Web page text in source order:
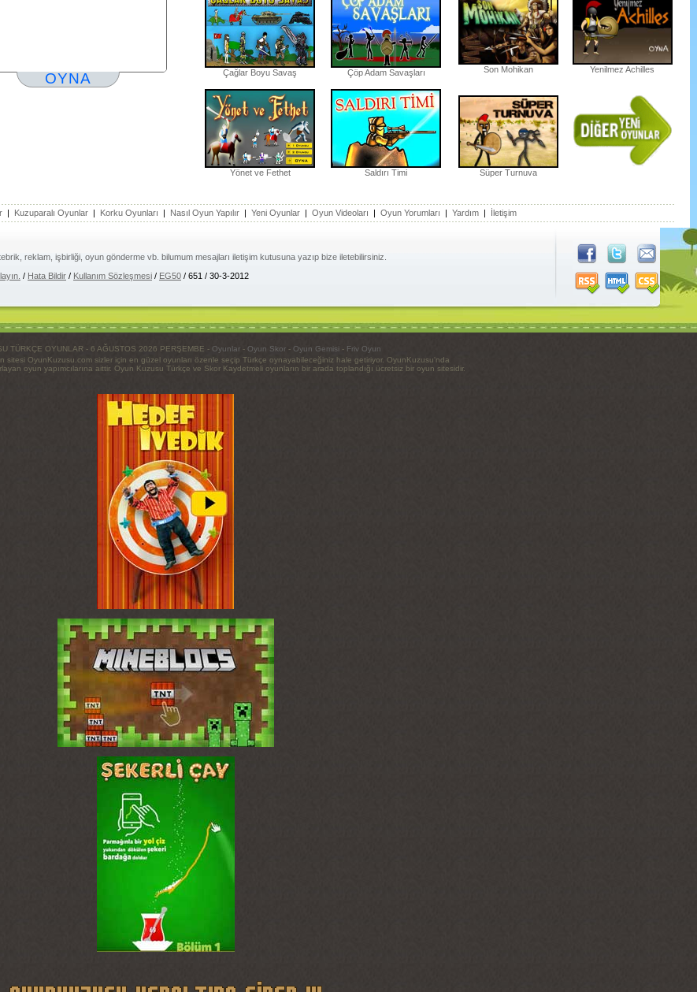
OYNA Çağlar Boyu Savaş Çöp Adam Savaşları
Yönet ve Fethet Saldırı Timi
Son Mohikan Yenilmez Achilles
Süper Turnuva
| Kuzuparalı Oyunlar | Korku Oyunları | Nasıl Oyun Yapılır | Yeni Oyunlar | Oyun Videoları | Oyun Yorumları | Yardım | İletişim
reklam, işbirliği, oyun gönderme vb. bilumum mesajları iletişim kutusuna yazıp bize iletebilirsiniz.
/ Hata Bildir / Kullanım Sözleşmesi / EG50 / 651 / 30-3-2012
TÜRKÇE OYUNLAR - 6 AĞUSTOS 2026 PERŞEMBE - Oyunlar- Oyun Skor- Oyun Gemisi- Friv Oyun
sitesi OyunKuzusu.com sizler için en güzel oyunları özenle seçip Türkçe oynayabileceğiniz hale getiriyor. OyunKuzusu'nda
oyun yapımcılarına aittir. Oyun Kuzusu Türkçe ve Skor Kaydetmeli oyunların bir arada toplandığı ücretsiz bir oyun sitesidir.